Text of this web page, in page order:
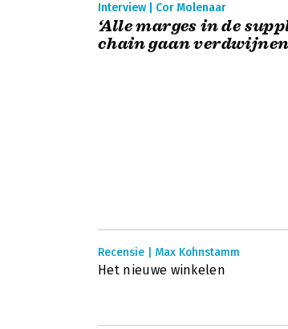
Interview | Cor Molenaar
‘Alle marges in de
chain gaan
Recensie | Max Kohnstamm
Het nieuwe winkelen